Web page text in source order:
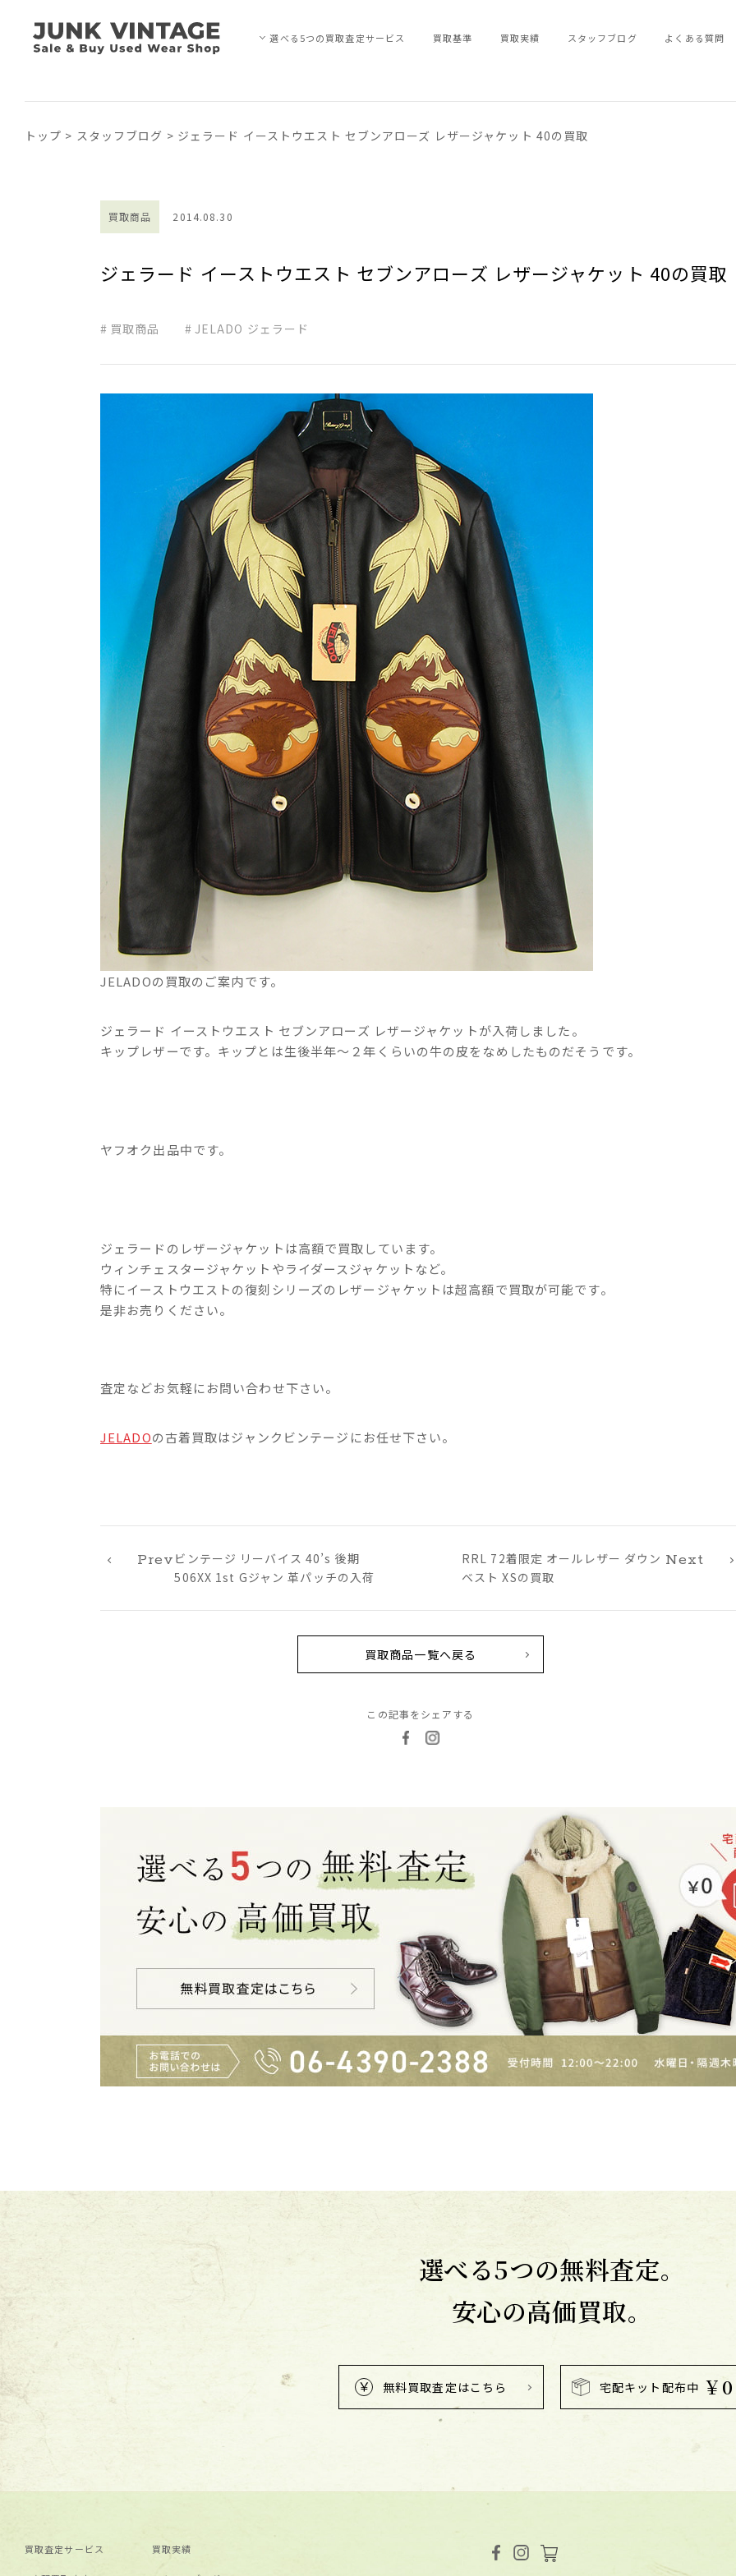
選べる5つの買取査定サービス 買取基準 買取実績 スタッフブログ よくある質問
トップ > スタッフブログ > ジェラード イーストウエスト セブンアローズ レザージャケット 40の買取
買取商品 2014.08.30
ジェラード イーストウエスト セブンアローズ レザージャケット 40の買取
買取商品 JELADO ジェラード
JELADOの買取のご案内です。
ジェラード イーストウエスト セブンアローズ レザージャケットが入荷しました。
キップレザーです。キップとは生後半年～２年くらいの牛の皮をなめしたものだそうです。
ヤフオク出品中です。
ジェラードのレザージャケットは高額で買取しています。
ウィンチェスタージャケットやライダースジャケットなど。
特にイーストウエストの復刻シリーズのレザージャケットは超高額で買取が可能です。
是非お売りください。
査定などお気軽にお問い合わせ下さい。
JELADOの古着買取はジャンクビンテージにお任せ下さい。
Prev ビンテージ リーバイス 40’s 後期
506XX 1st Gジャン 革パッチの入荷
Next
RRL 72着限定 オールレザー ダウン
ベスト XSの買取
買取商品一覧へ戻る
この記事をシェアする
選べる5つの無料査定。
安心の高価買取。
無料買取査定はこちら 宅配キット配布中 ￥0
買取査定サービス 買取実績